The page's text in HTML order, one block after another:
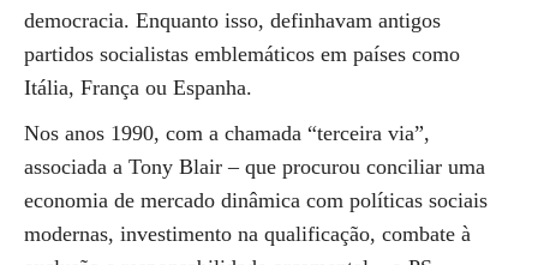
democracia. Enquanto isso, definhavam antigos
partidos socialistas emblemáticos em países como
Itália, França ou Espanha.
Nos anos 1990, com a chamada “terceira via”,
associada a Tony Blair – que procurou conciliar uma
economia de mercado dinâmica com políticas sociais
modernas, investimento na qualificação, combate à